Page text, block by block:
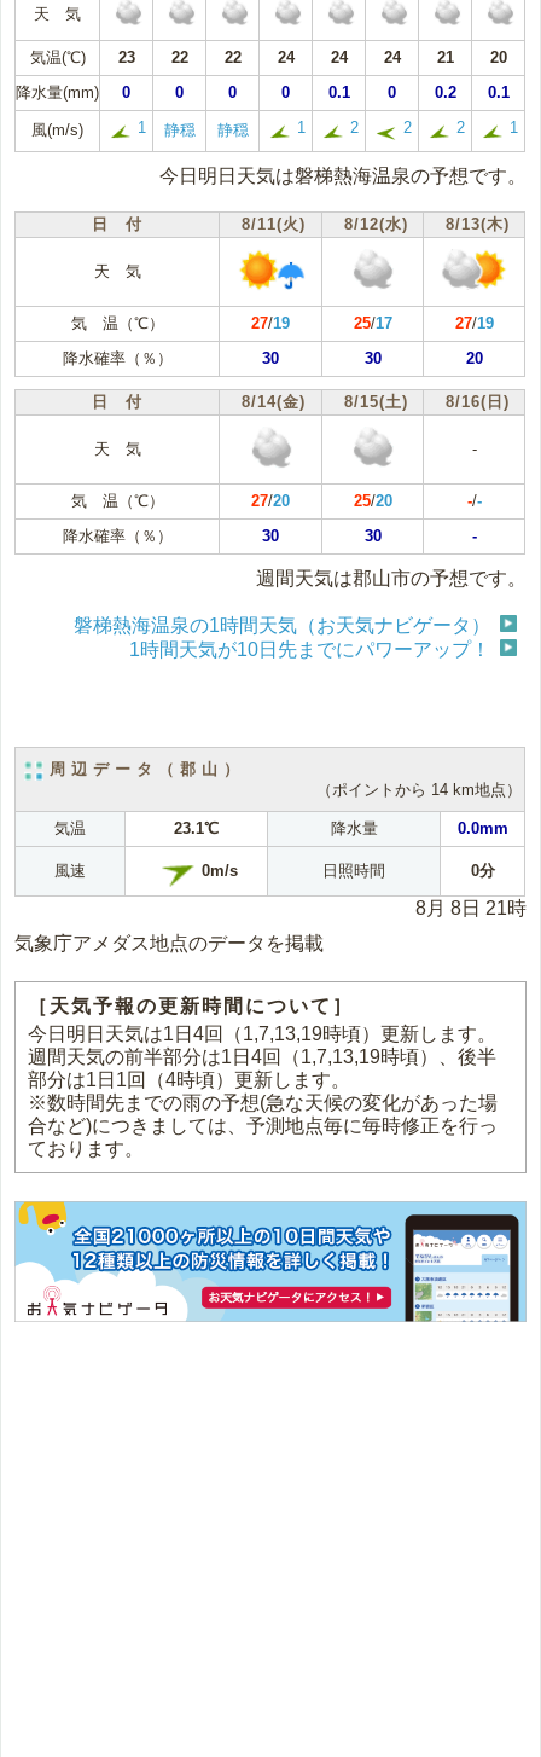
天 気
気温(℃) 23 22 22 24 24 24 21
20
降水量(mm)
0 0 0 0 0.1 0 0.2 0.1
風(m/s) 1 静穏 静穏 1 2 2 2 1
今日明日天気は磐梯熱海温泉の予想です。
日 付 8/11(火) 8/12(水) 8/13(木)
天 気
気 温（℃） 27/19 25/17 27/19
降水確率（％）
30 30 20
日 付 8/14(金) 8/15(土) 8/16(日)
天 気 -
気 温（℃） 27/20 25/20 -/-
降水確率（％）
30 30 -
週間天気は郡山市の予想です。
磐梯熱海温泉の1時間天気（お天気ナビゲータ）
1時間天気が10日先までにパワーアップ！
周辺データ（郡山）
（ポイントから 14 km地点）
気温 23.1℃ 降水量 0.0mm
風速 0m/s 日照時間 0分
8月 8日 21時
気象庁アメダス地点のデータを掲載
［天気予報の更新時間について］
今日明日天気は1日4回（1,7,13,19時頃）更新します。
週間天気の前半部分は1日4回（1,7,13,19時頃）、後半
部分は1日1回（4時頃）更新します。
※数時間先までの雨の予想(急な天候の変化があった場
合など)につきましては、予測地点毎に毎時修正を行っ
ております。